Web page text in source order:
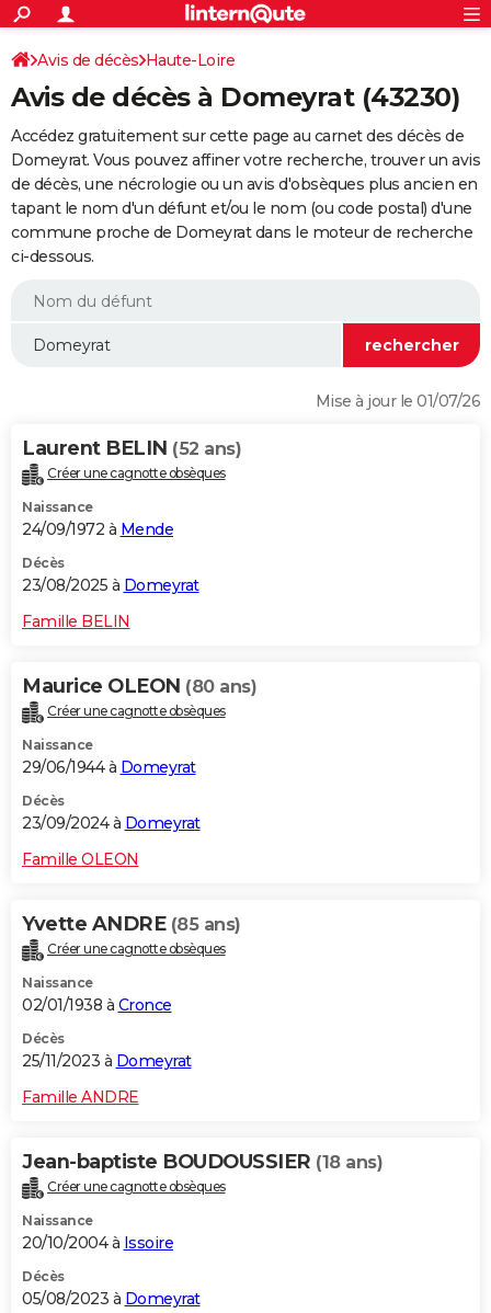
ACTUALITÉS
Politique
Société
Faits Divers
Education
Monde
Villes
+
SPORT
Coupe du monde 2026
Football
Tennis
Cyclisme
Rugby
Forum
Programme TV
TNT
Streaming
Cinéma
Sorties cinéma
Musique
+
FINANCE
Retraite
Epargne
Immobilier
Risques naturels par ville
Assurance
AUTO
Essais
Réserver un essai
Citadines
Berlines
SUV
Forum auto
+HIGH-TECH
BRICOLAGE
WEEK-END
Alimentation
Guide de la santé
Maladies
Médicaments
Sommeil
VOYAGE
Destinations
City break
Voyage nature
Voyage de noces
Forum
Climat
+PHOTO
GUIDES D'ACHAT
Carte de Noël
Carte Bonne année
Carte Saint-Valentin
Carte Pâques
Carte d'anniversaire
DICTIONNAIRE
Dictionnaire
Biographies
Citations
Expressions
Proverbes
PROGRAMME TV
S'inscrire
Se connecter
Lycées
Collèges
Primaires
Universités
Entreprises
Service militaire
Avis de recherche
AVIS DE DÉCÈS
FORUM
S'inscrire
Connexion
Avis de décès Haute-Loire
Avis de décès à Domeyrat (43230)
Accédez gratuitement sur cette page au carnet des décès de
Domeyrat. Vous pouvez affiner votre recherche, trouver un avis
de décès, une nécrologie ou un avis d'obsèques plus ancien en
tapant le nom d'un défunt et/ou le nom (ou code postal) d'une
commune proche de Domeyrat dans le moteur de recherche
ci-dessous.
Mise à jour le 01/07/26
Laurent BELIN (52 ans)
Créer une cagnotte obsèques
Naissance
24/09/1972 à Mende
Décès
23/08/2025 à Domeyrat
Famille BELIN
Maurice OLEON (80 ans)
Créer une cagnotte obsèques
Naissance
29/06/1944 à Domeyrat
Décès
23/09/2024 à Domeyrat
Famille OLEON
Yvette ANDRE (85 ans)
Créer une cagnotte obsèques
Naissance
02/01/1938 à Cronce
Décès
25/11/2023 à Domeyrat
Famille ANDRE
Jean-baptiste BOUDOUSSIER (18 ans)
Créer une cagnotte obsèques
Naissance
20/10/2004 à Issoire
Décès
05/08/2023 à Domeyrat